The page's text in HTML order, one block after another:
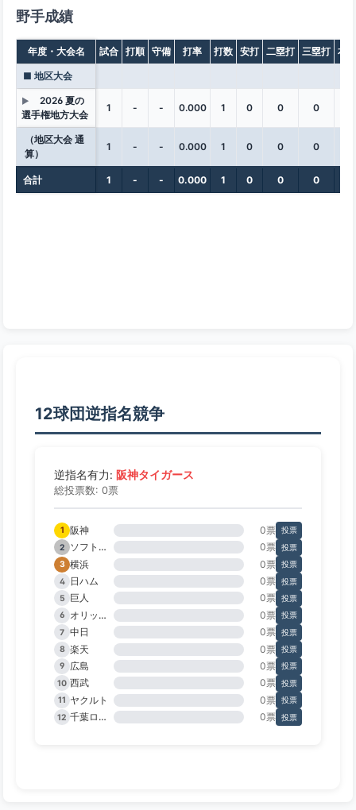
野手成績
年度・大会名 試合 打順 守備 打率 打数 安打 二塁打 三塁打 本
■ 地区大会
▶
2026 夏の
選手権地方大会
1 - - 0.000 1 0 0 0
（地区大会 通
算）
1 - - 0.000 1 0 0 0
合計 1 - - 0.000 1 0 0 0
12球団逆指名競争
逆指名有力: 阪神タイガース
総投票数: 0票
1 阪神 0票 投票
2
ソフトバンク 0票 投票
3 横浜 0票 投票
4
日ハム 0票 投票
5
巨人 0票 投票
6
オリックス 0票 投票
7 中日 0票 投票
8 楽天 0票 投票
9
広島 0票 投票
10 西武 0票 投票
11 ヤクルト 0票 投票
12
千葉ロッテ 0票 投票